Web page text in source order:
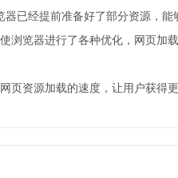
已经提前准备好了部分资源，能
览器进行了各种优化，网页加
资源加载的速度，让用户获得更